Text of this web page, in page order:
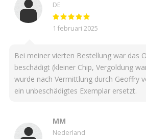
DE
1 februari 2025
Bei meiner vierten Bestellung war das
beschädigt (kleiner Chip, Vergoldung
wurde nach Vermittlung durch Geoffry
ein unbeschädigtes Exemplar ersetzt.
MM
Nederland